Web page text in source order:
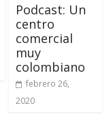
Podcast: Un
centro
comercial
muy
colombiano
febrero 26,
2020